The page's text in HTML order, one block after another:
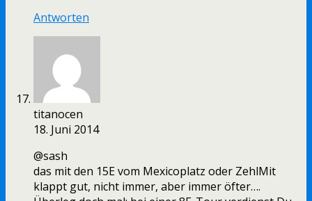
Antworten
titanocen
18. Juni 2014
@sash
das mit den 15E vom Mexicoplatz oder ZehlMit
klappt gut, nicht immer, aber immer öfter….